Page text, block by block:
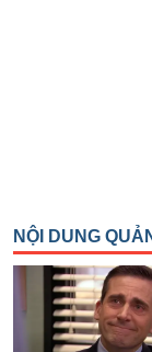
CÔNG
NGHỆ
THÔNG